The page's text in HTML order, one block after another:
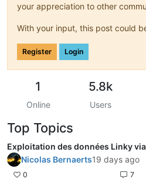
your appreciation to other
With your input, this post could
Register Login
1
Online
5.8k
Users
Top Topics
Exploitation des données Linky
Nicolas Bernaerts19 days ago
0 7